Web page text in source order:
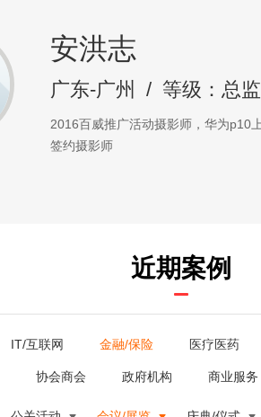
安洪志
广东-广州 / 等级：总监
2016百威推广活动摄影师，华为p10
签约摄影师
近期案例
IT/互联网 金融/保险 医疗医药
协会商会 政府机构 商业服务